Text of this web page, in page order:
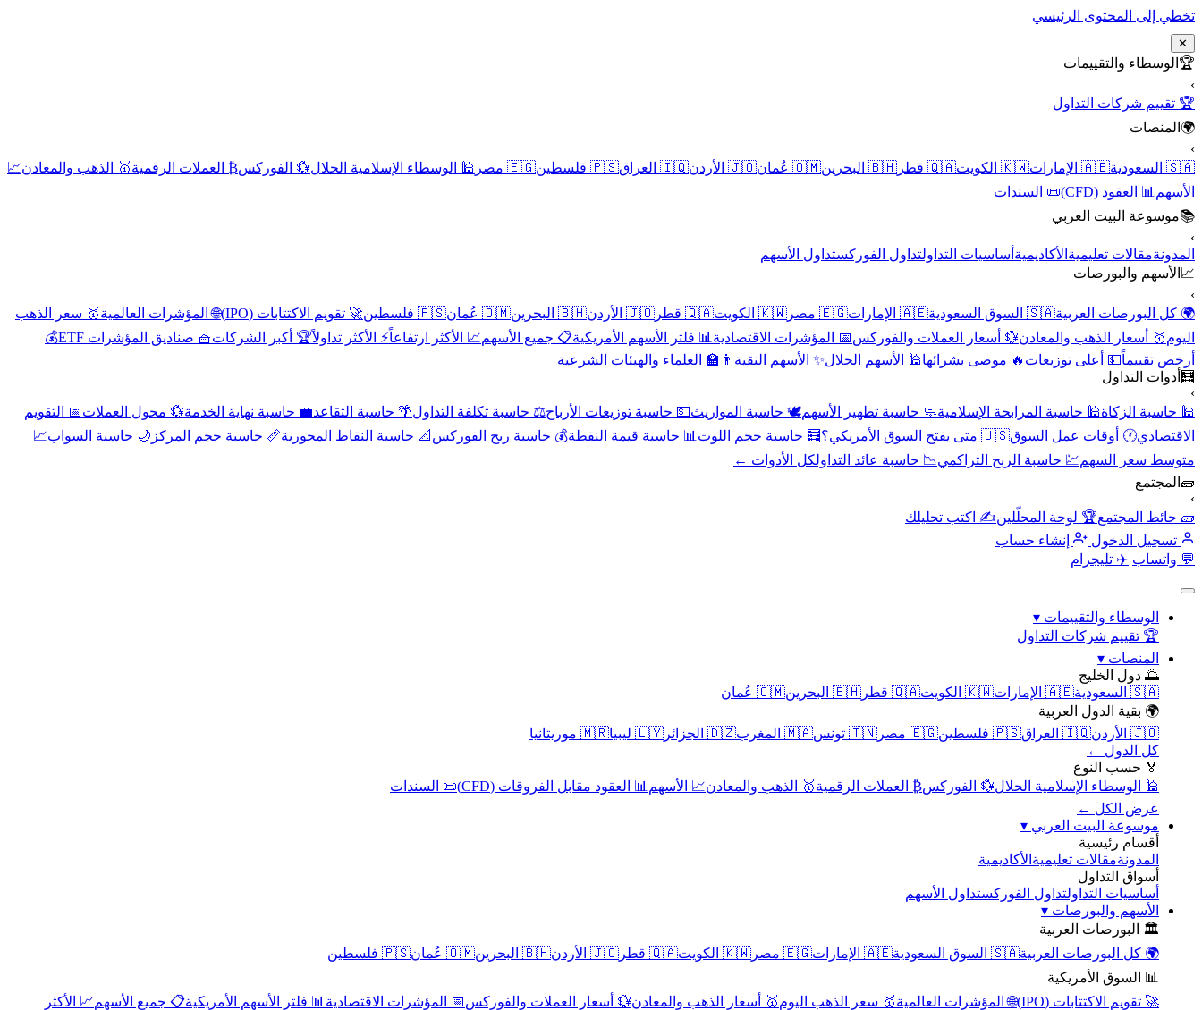
تخطي إلى المحتوى الرئيسي
✕
🏆 الوسطاء والتقييمات
›
🏆 تقييم شركات التداول
🌍 المنصات
›
🇸🇦 السعودية
🇦🇪 الإمارات 🇰🇼 الكويت 🇶🇦 قطر 🇧🇭 البحرين 🇴🇲 عُمان 🇯🇴 الأردن 🇮🇶 العراق 🇵🇸 فلسطين 🇪🇬 مصر 🕌 الوسطاء الإسلامية الحلال💱 الفوركس₿ العملات الرقمية🥇 الذهب والمعادن📈
الأسهم 📊 العقود (CFD)
📜 السندات
📚موسوعة البيت العربي
›
المدونةمقالات تعليمية الأكاديمية أساسيات التداولتداول الفوركستداول الأسهم
📈 الأسهم والبورصات
›
🌍 كل البورصات العربية🇸🇦 السوق السعودية 🇦🇪 الإمارات 🇪🇬 مصر 🇰🇼 الكويت 🇶🇦 قطر 🇯🇴 الأردن 🇧🇭 البحرين 🇴🇲 عُمان 🇵🇸 فلسطين 🚀 تقويم الاكتتابات (IPO) 🌐 المؤشرات العالمية🥇 سعر الذهب
اليوم🥇 أسعار الذهب والمعادن💱 أسعار العملات والفوركس📅 المؤشرات الاقتصادية 📊 فلتر الأسهم الأمريكية📋 جميع الأسهم📈 الأكثر ارتفاعاً⚡ الأكثر تداولاً🏆 أكبر الشركات🧺 صناديق المؤشرات ETF
💰
أرخص تقييماً💵 أعلى توزيعات 🔥 موصى بشرائها🕌 الأسهم الحلال✨ الأسهم النقية 👨‍🏫 العلماء والهيئات الشرعية
🧮 أدوات التداول
›
🕌 حاسبة الزكاة🕌 حاسبة المرابحة الإسلامية🧼 حاسبة تطهير الأسهم🕊️ حاسبة المواريث💵 حاسبة توزيعات الأرباح⚖️ حاسبة تكلفة التداول🌴 حاسبة التقاعد💼 حاسبة نهاية الخدمة💱 محول العملات📅 التقويم
الاقتصادي🕐 أوقات عمل السوق🇺🇸 متى يفتح السوق الأمريكي؟ 🧮 حاسبة حجم اللوت 📊 حاسبة قيمة النقطة💰 حاسبة ربح الفوركس 📐 حاسبة النقاط المحورية📏 حاسبة حجم المركز 🌙 حاسبة السواب📈
متوسط سعر السهم💹 حاسبة الربح التراكمي📉 حاسبة عائد التداولكل الأدوات ←
🧱 المجتمع
›
🧱 حائط المجتمع🏆 لوحة المحلّلين✍️ اكتب تحليلك
تسجيل الدخول
إنشاء حساب
💬 واتساب ✈️ تليجرام
الوسطاء والتقييمات ▾
🏆 تقييم شركات التداول
المنصات ▾
🌅 دول الخليج
🇸🇦 السعودية
🇦🇪 الإمارات 🇰🇼 الكويت 🇶🇦 قطر 🇧🇭 البحرين
🇴🇲 عُمان
🌍 بقية الدول العربية
🇯🇴 الأردن
🇮🇶 العراق 🇵🇸 فلسطين 🇪🇬 مصر 🇹🇳 تونس 🇲🇦 المغرب 🇩🇿 الجزائر 🇱🇾 ليبيا
🇲🇷 موريتانيا
كل الدول ←
🏅 حسب النوع
🕌 الوسطاء الإسلامية الحلال💱 الفوركس₿ العملات الرقمية🥇 الذهب والمعادن📈 الأسهم 📊 العقود مقابل الفروقات (CFD)
📜 السندات
عرض الكل ←
موسوعة البيت العربي ▾
أقسام رئيسية
المدونةمقالات تعليمية الأكاديمية
أسواق التداول
أساسيات التداولتداول الفوركستداول الأسهم
الأسهم والبورصات ▾
🏛️ البورصات العربية
🌍 كل البورصات العربية🇸🇦 السوق السعودية 🇦🇪 الإمارات 🇪🇬 مصر 🇰🇼 الكويت 🇶🇦 قطر 🇯🇴 الأردن 🇧🇭 البحرين 🇴🇲 عُمان
🇵🇸 فلسطين
📊 السوق الأمريكية
🚀 تقويم الاكتتابات (IPO)
🌐 المؤشرات العالمية🥇 سعر الذهب اليوم🥇 أسعار الذهب والمعادن💱 أسعار العملات والفوركس📅 المؤشرات الاقتصادية 📊 فلتر الأسهم الأمريكية📋 جميع الأسهم📈 الأكثر